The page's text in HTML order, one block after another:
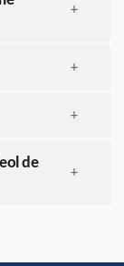
+
+
+
de
+